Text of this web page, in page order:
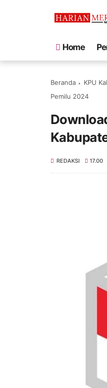
Home
Beranda KPU
Pemilu 2024
REDAKSI 17.00